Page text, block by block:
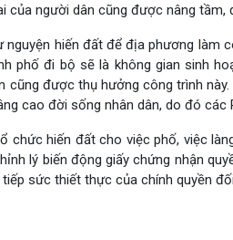
của người dân cũng được nâng tầm,
hiến đất để địa phương làm
phố đi bộ sẽ là không gian sinh
cũng được thụ hưởng công trình
cao đời sống nhân dân, do đó các
chức hiến đất cho việc phố, việc
lý biến động giấy chứng nhận
sức thiết thực của chính quyền